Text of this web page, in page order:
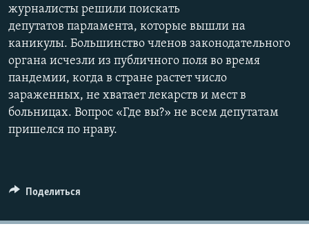
240p
720p
480p
журналисты решили поискать
депутатов парламента, которые вышли на
каникулы. Большинство членов законодательного
органа исчезли из публичного поля во время
пандемии, когда в стране растет число
зараженных, не хватает лекарств и мест в
больницах. Вопрос «Где вы?» не всем депутатам
пришелся по нраву.
Поделиться